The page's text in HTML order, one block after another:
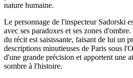
nature humaine.
Le personnage de l'inspecteur Sadorski
avec ses paradoxes et ses zones
du récit est saisissante, faisant de lui un
descriptions minutieuses de Paris sous
d'une grande précision et apportent une
sombre à l'histoire.